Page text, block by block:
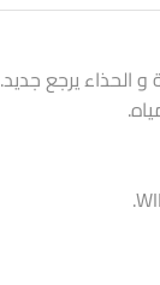
الحذاء يرجع جديد.